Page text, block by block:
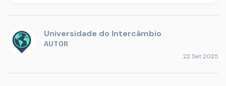
Universidade do Intercâmbio
AUTOR
22 Set 2025